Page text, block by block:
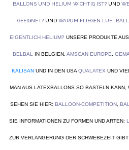
BALLONS UND HELIUM WICHTIG IST?UND
GEEIGNET?UND WARUM FLIEGEN
EIGENTLICH HELIUM? UNSERE PRODUKTE
BELBAL IN BELGIEN, AMSCAN EUROPE
KALISAN UND IN DEN USA QUALATEX UND
MAN AUS LATEXBALLONS SO BASTELN KANN,
SEHEN SIE HIER: BALLOON-COMPETITION
SIE INFORMATIONEN ZU FORMEN UND ARTEN:
ZUR VERLÄNGERUNG DER SCHWEBEZEIT